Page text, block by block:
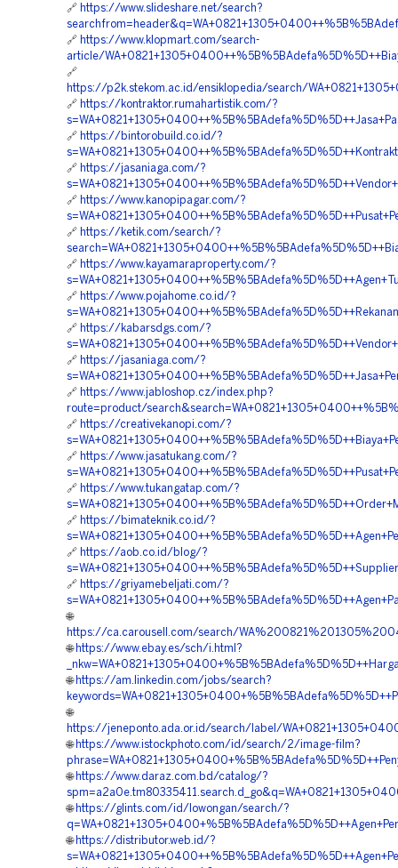
🔗 https://www.slideshare.net/search?
🔗 https://www.klopmart.com/search-
article/
🔗
https://p2k.stekom.ac.id/ensiklopedia/search/
🔗 https://kontraktor.rumahartistik.com/?
🔗 https://bintorobuild.co.id/?
🔗 https://jasaniaga.com/?
🔗 https://www.kanopipagar.com/?
🔗 https://ketik.com/search/?
🔗 https://www.kayamaraproperty.com/?
🔗 https://www.pojahome.co.id/?
🔗 https://kabarsdgs.com/?
🔗 https://jasaniaga.com/?
🔗 https://www.jabloshop.cz/index.php?
route=product/
🔗 https://creativekanopi.com/?
🔗 https://www.jasatukang.com/?
🔗 https://www.tukangatap.com/?
🔗 https://bimateknik.co.id/?
🔗 https://aob.co.id/blog/?
🔗 https://griyamebeljati.com/?
🌐
https://ca.carousell.com/search/
🌐 https://www.ebay.es/sch/i.html?
🌐 https://am.linkedin.com/jobs/search?
🌐
https://jeneponto.ada.or.id/search/label/
🌐 https://www.istockphoto.com/id/search/2/image-film?
🌐 https://www.daraz.com.bd/catalog/?
🌐 https://glints.com/id/lowongan/search/?
🌐 https://distributor.web.id/?